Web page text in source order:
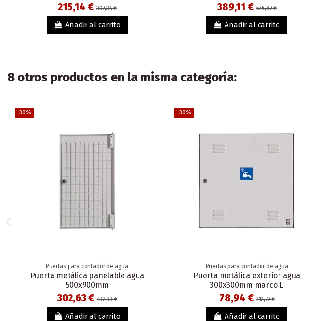
215,14 €307,34 €
Añadir al carrito
389,11 €555,87 €
Añadir al carrito
8 otros productos en la misma categoría:
-30%
Puertas para contador de agua
Puerta metálica panelable agua
500x900mm
302,63 €432,33 €
Añadir al carrito
-30%
Puertas para contador de agua
Puerta metálica exterior agua
300x300mm marco L
78,94 €112,77 €
Añadir al carrito